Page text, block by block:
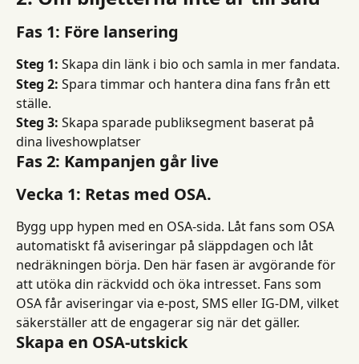
Fas 1: Före lansering
Steg 1: Skapa din länk i bio och samla in mer fandata.
Steg 2: Spara timmar och hantera dina fans från ett
ställe.
Steg 3: Skapa sparade publiksegment baserat på
dina liveshowplatser
Fas 2: Kampanjen går live
Vecka 1: Retas med OSA.
Bygg upp hypen med en OSA-sida. Låt fans som OSA
automatiskt få aviseringar på släppdagen och låt
nedräkningen börja. Den här fasen är avgörande för
att utöka din räckvidd och öka intresset. Fans som
OSA får aviseringar via e-post, SMS eller IG-DM, vilket
säkerställer att de engagerar sig när det gäller.
Skapa en OSA-utskick